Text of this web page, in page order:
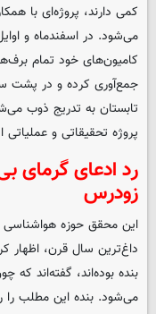
کمی دارند، پروژه‌ای با
می‌شود. در اسفندماه و
کامیون‌های خود تمام
جمع‌آوری کرده و در پشت
تابستان به تدریج ذوب
پروژه تحقیقاتی و
رد ادعای گرمای
زودرس
این محقق حوزه هواشناسی
داغ‌ترین سال قرن، اظهار
بنده بوده‌اند، گفته‌اند که
می‌شود. بنده این مطلب را